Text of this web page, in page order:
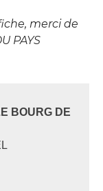
merci de
PAYS
BOURG DE